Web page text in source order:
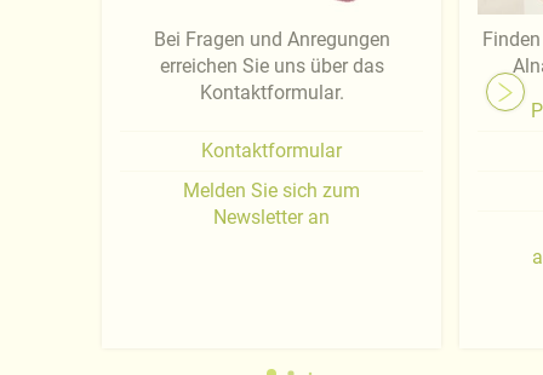
Bei Fragen und Anregungen
erreichen Sie uns über das
Kontaktformular.
Kontaktformular
Melden Sie sich zum
Newsletter an